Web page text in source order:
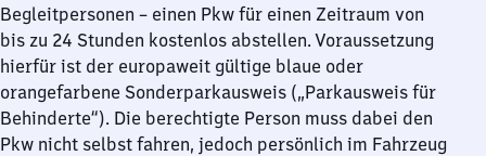
Begleitpersonen – einen Pkw für einen Zeitraum von
bis zu 24 Stunden kostenlos abstellen. Voraussetzung
hierfür ist der europaweit gültige blaue oder
orangefarbene Sonderparkausweis („Parkausweis für
Behinderte“). Die berechtigte Person muss dabei den
Pkw nicht selbst fahren, jedoch persönlich im Fahrzeug